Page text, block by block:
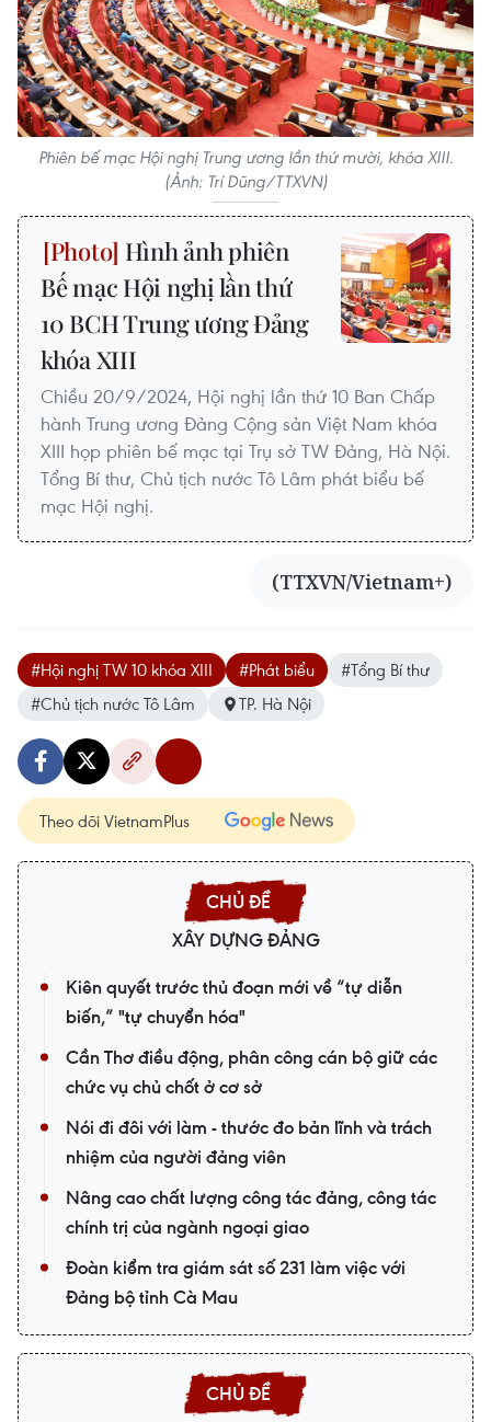
Phiên bế mạc Hội nghị Trung ương lần thứ mười, khóa XIII.
(Ảnh: Trí Dũng/TTXVN)
Hình ảnh phiên
Bế mạc Hội nghị lần thứ
10 BCH Trung ương Đảng
khóa XIII
Chiều 20/9/2024, Hội nghị lần thứ 10 Ban Chấp
hành Trung ương Đảng Cộng sản Việt Nam khóa
XIII họp phiên bế mạc tại Trụ sở TW Đảng, Hà Nội.
Tổng Bí thư, Chủ tịch nước Tô Lâm phát biểu bế
mạc Hội nghị.
(TTXVN/Vietnam+)
#Hội nghị TW 10 khóa XIII #Phát biểu
#Tổng Bí thư
#Chủ tịch nước Tô Lâm
TP. Hà Nội
Theo dõi VietnamPlus
XÂY DỰNG ĐẢNG
Kiên quyết trước thủ đoạn mới về “tự diễn
biến,” "tự chuyển hóa"
Cần Thơ điều động, phân công cán bộ giữ các
chức vụ chủ chốt ở cơ sở
Nói đi đôi với làm - thước đo bản lĩnh và trách
nhiệm của người đảng viên
Nâng cao chất lượng công tác đảng, công tác
chính trị của ngành ngoại giao
Đoàn kiểm tra giám sát số 231 làm việc với
Đảng bộ tỉnh Cà Mau